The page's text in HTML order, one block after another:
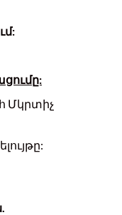
Մկրտիչ